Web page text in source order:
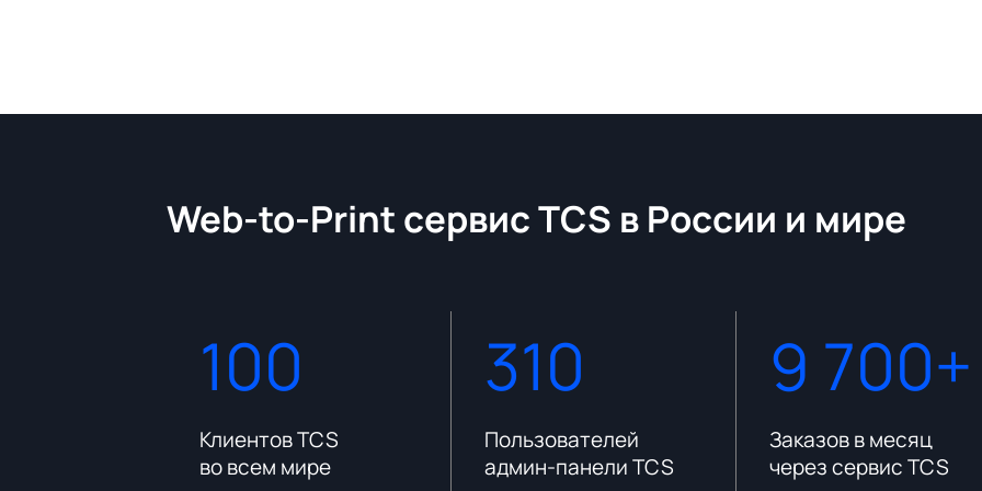
Web-to-Print сервис TCS в России и мире
100
Клиентов TCS
во всем мире
310
Пользователей
админ-панели TCS
9 700+
Заказов в месяц
через сервис TCS